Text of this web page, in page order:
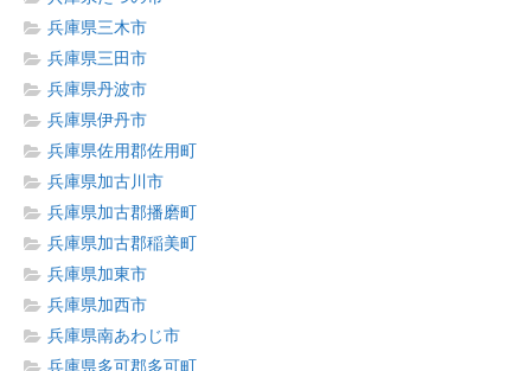
兵庫県三木市
兵庫県三田市
兵庫県丹波市
兵庫県伊丹市
兵庫県佐用郡佐用町
兵庫県加古川市
兵庫県加古郡播磨町
兵庫県加古郡稲美町
兵庫県加東市
兵庫県加西市
兵庫県南あわじ市
兵庫県多可郡多可町